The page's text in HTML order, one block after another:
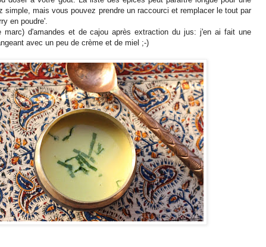
simple, mais vous pouvez prendre un raccourci et remplacer le tout par
en poudre'.
marc) d'amandes et de cajou après extraction du jus: j'en ai fait une
avec un peu de crème et de miel ;-)